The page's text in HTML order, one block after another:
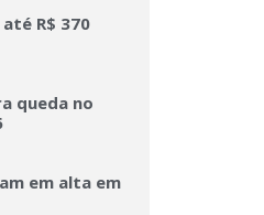
R$ 370
queda no
em alta em